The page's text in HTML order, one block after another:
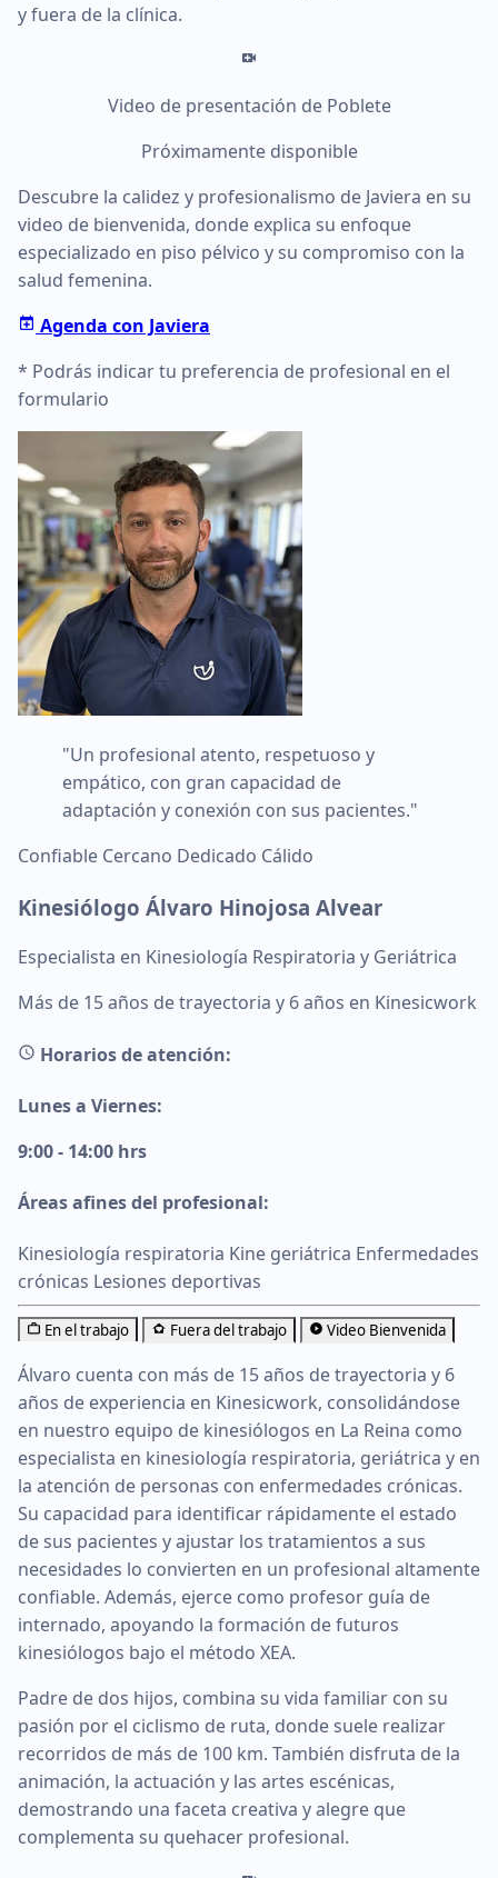
y fuera de la clínica.
Video de presentación de Poblete
Próximamente disponible
Descubre la calidez y profesionalismo de Javiera en su
video de bienvenida, donde explica su enfoque
especializado en piso pélvico y su compromiso con la
salud femenina.
Agenda con Javiera
* Podrás indicar tu preferencia de profesional en el
formulario
"Un profesional atento, respetuoso y
empático, con gran capacidad de
adaptación y conexión con sus pacientes."
Confiable Cercano Dedicado Cálido
Kinesiólogo Álvaro Hinojosa Alvear
Especialista en Kinesiología Respiratoria y Geriátrica
Más de 15 años de trayectoria y 6 años en Kinesicwork
Horarios de atención:
Lunes a Viernes:
9:00 - 14:00 hrs
Áreas afines del profesional:
Kinesiología respiratoria Kine geriátrica Enfermedades
crónicas Lesiones deportivas
En el trabajo Fuera del trabajo Video Bienvenida
Álvaro cuenta con más de 15 años de trayectoria y 6
años de experiencia en Kinesicwork, consolidándose
en nuestro equipo de kinesiólogos en La Reina como
especialista en kinesiología respiratoria, geriátrica y en
la atención de personas con enfermedades crónicas.
Su capacidad para identificar rápidamente el estado
de sus pacientes y ajustar los tratamientos a sus
necesidades lo convierten en un profesional altamente
confiable. Además, ejerce como profesor guía de
internado, apoyando la formación de futuros
kinesiólogos bajo el método XEA.
Padre de dos hijos, combina su vida familiar con su
pasión por el ciclismo de ruta, donde suele realizar
recorridos de más de 100 km. También disfruta de la
animación, la actuación y las artes escénicas,
demostrando una faceta creativa y alegre que
complementa su quehacer profesional.